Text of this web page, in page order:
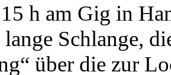
h am Gig in
lange Schlange,
über die zur